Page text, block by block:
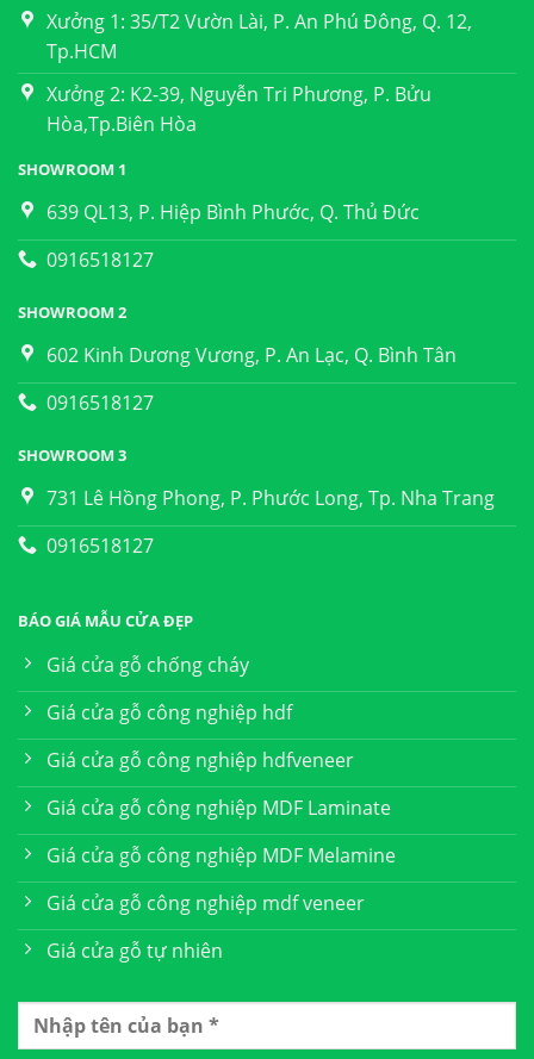
Xưởng 1: 35/T2 Vườn Lài, P. An Phú Đông, Q. 12,
Tp.HCM
Xưởng 2: K2-39, Nguyễn Tri Phương, P. Bửu
Hòa,Tp.Biên Hòa
SHOWROOM 1
639 QL13, P. Hiệp Bình Phước, Q. Thủ Đức
0916518127
SHOWROOM 2
602 Kinh Dương Vương, P. An Lạc, Q. Bình Tân
0916518127
SHOWROOM 3
731 Lê Hồng Phong, P. Phước Long, Tp. Nha Trang
0916518127
BÁO GIÁ MẪU CỬA ĐẸP
Giá cửa gỗ chống cháy
Giá cửa gỗ công nghiệp hdf
Giá cửa gỗ công nghiệp hdfveneer
Giá cửa gỗ công nghiệp MDF Laminate
Giá cửa gỗ công nghiệp MDF Melamine
Giá cửa gỗ công nghiệp mdf veneer
Giá cửa gỗ tự nhiên